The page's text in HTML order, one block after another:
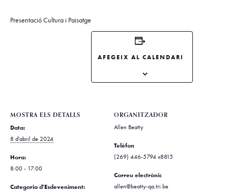
Presentació Cultura i Paisatge
AFEGEIX AL CALENDARI
MOSTRA ELS DETALLS
Data:
8 d'abril de 2024
Hora:
8:00 - 17:00
Categoria d'Esdeveniment:
ORGANITZADOR
Allen Beatty
Telèfon
(269) 446-5794 x8815
Correu electrònic
allen@beatty-qa.tri.be